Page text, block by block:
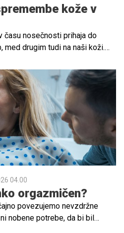
kože v
času nosečnosti prihaja do
med drugim tudi na naši koži.
pa lahko storimo s počitkom,
gibanjem in tudi s
04.00
orgazmičen?
povezujemo nevzdržne
nobene potrebe, da bi bil